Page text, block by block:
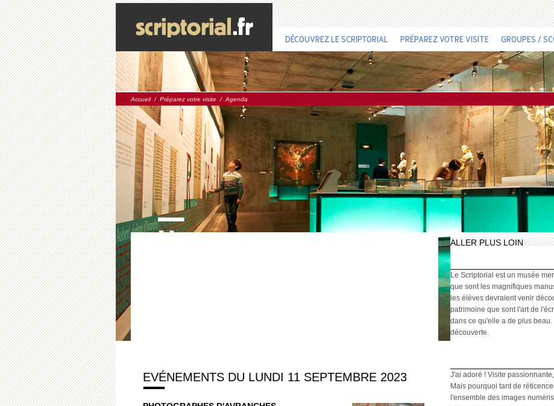
DÉCOUVREZ LE SCRIPTORIAL PRÉPAREZ VOTRE VISITE GROUPES /
Accueil/ Préparez votre visite / Agenda
EVÉNEMENTS DU LUNDI 11 SEPTEMBRE 2023
ALLER PLUS LOIN
Le Scriptorial est un musée
que sont les magnifiques
les élèves devraient venir
patrimoine que sont l'art de
dans ce qu'elle a de plus
découverte.
J'ai adoré ! Visite
Mais pourquoi tant de
l'ensemble des images